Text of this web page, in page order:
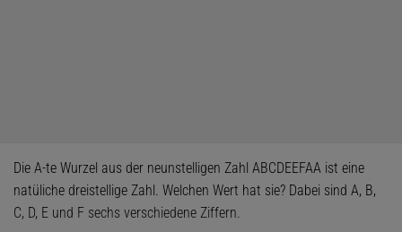
Die A-te Wurzel aus der neunstelligen Zahl ABCDEEFAA ist eine
natüliche dreistellige Zahl. Welchen Wert hat sie? Dabei sind A, B,
C, D, E und F sechs verschiedene Ziffern.